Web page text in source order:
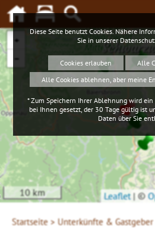
+
−
10 km Leaflet | ©
Startseite > Unterkünfte & Gastgeber
Diese Seite benutzt Cookies. Nähere
Sie in unserer
Cookies erlauben
Alle
Alle Cookies ablehnen, aber meine
* Zum Speichern Ihrer Ablehnung wird
bei Ihnen gesetzt, der 30 Tage gültig ist
Daten über Sie